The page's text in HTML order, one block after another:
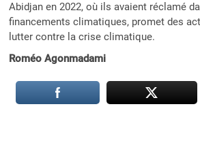
Abidjan en 2022, où ils avaient réclamé
financements climatiques, promet des
lutter contre la crise climatique.
Roméo Agonmadami